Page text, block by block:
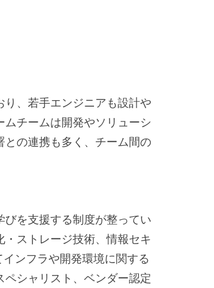
、若手エンジニアも設計や
チームは開発やソリューシ
の連携も多く、チーム間の
を支援する制度が整ってい
ストレージ技術、情報セキ
ンフラや開発環境に関する
シャリスト、ベンダー認定